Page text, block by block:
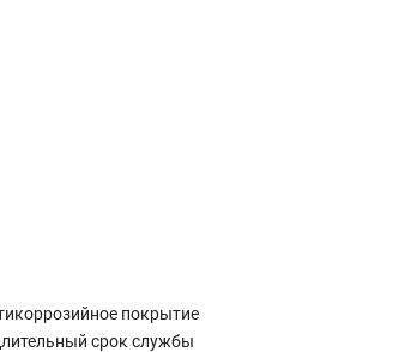
покрытие
срок службы